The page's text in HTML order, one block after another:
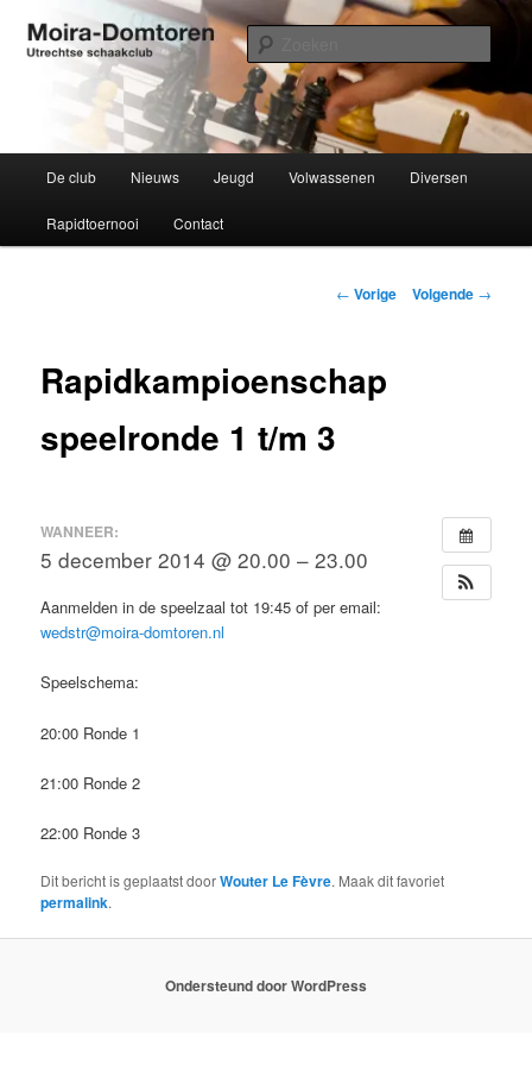
naar
Moira-Domtoren
Utrechtse schaakclub opgericht 1934
De club Nieuws Jeugd Volwassenen Diversen
Rapidtoernooi Contact
Bericht
← Vorige Volgende →
Rapidkampioenschap
speelronde 1 t/m 3
WANNEER:
5 december 2014 @ 20.00 – 23.00
Aanmelden in de speelzaal tot 19:45 of per email:
wedstr@moira-domtoren.nl
Speelschema:
20:00 Ronde 1
21:00 Ronde 2
22:00 Ronde 3
Dit bericht is geplaatst doorWouter Le Fèvre. Maak dit favoriet
permalink.
Ondersteund door WordPress